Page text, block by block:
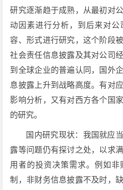
研究逐渐趋于成熟，从最初对
动因素进行分析，到后来对
容、形式进行研究，这个阶段
社会责任信息披露及其对公司
到全球企业的普遍认同，国外
息披露上升到战略高度。有对
影响分析，又有对西方各个国
的研究。
国内研究现状：我国就应
露等问题仍有探讨之处，以求
用者的投资决策需求。例如
制，非财务信息披露不及时，